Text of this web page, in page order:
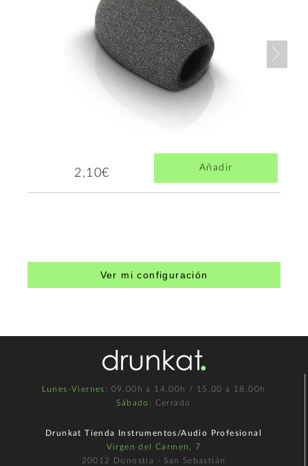
2,10€ Añadir
Ver mi configuración
Lunes-Viernes : 09.00h a 14.00h / 15.00 a 18.00h
Sábado : Cerrado
Drunkat Tienda Instrumentos/Audio Profesional
Virgen del Carmen, 7
20012 Donostia - San Sebastián